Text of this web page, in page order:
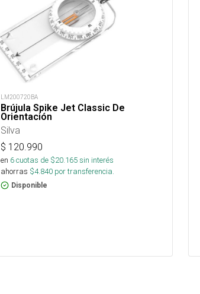
LM200720BA
Brújula Spike Jet Classic De
Orientación
Silva
$ 120.990
en 6cuotas de $20.165sin interés
ahorras $4.840 por transferencia.
Disponible